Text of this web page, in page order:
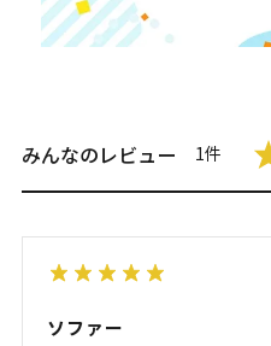
みんなのレビュー 1件
ソファー